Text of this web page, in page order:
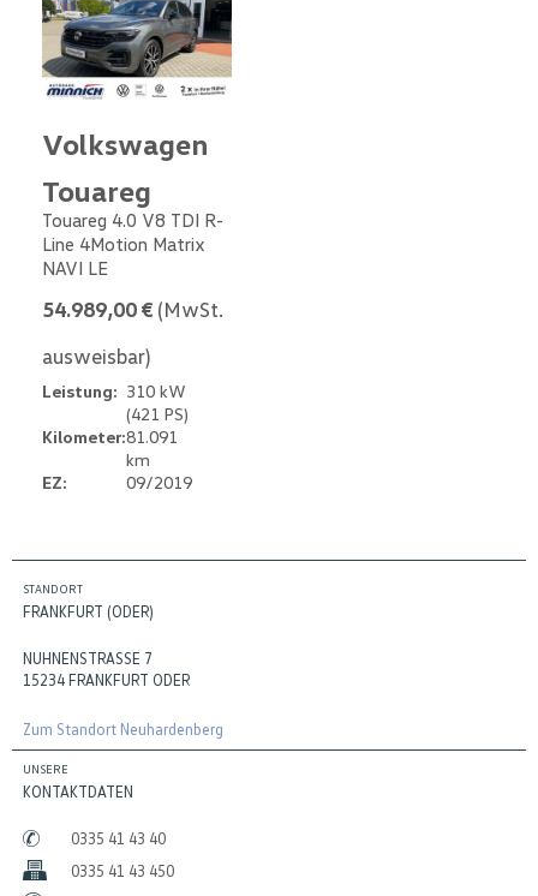
Volkswagen
Touareg
Touareg 4.0 V8 TDI R-
Line 4Motion Matrix
NAVI LE
54.989,00 € (MwSt.
ausweisbar)
Leistung: 310 kW
(421 PS)
Kilometer:81.091
km
EZ:
09/2019
STANDORT
FRANKFURT (ODER)
NUHNENSTRASSE 7
15234 FRANKFURT ODER
Zum Standort Neuhardenberg
UNSERE
KONTAKTDATEN
0335 41 43 40
0335 41 43 450